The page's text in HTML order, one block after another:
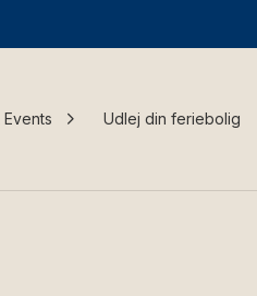
Udlej din feriebolig